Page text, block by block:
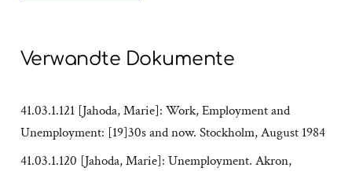
Verwandte Dokumente
41.03.1.121 [Jahoda, Marie]: Work, Employment and
Unemployment: [19]30s and now. Stockholm, August 1984
41.03.1.120 [Jahoda, Marie]: Unemployment. Akron,